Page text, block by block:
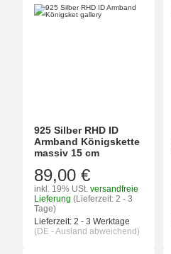
925 Silber RHD ID
Armband Königskette
massiv 15 cm
89,00 €
inkl. 19% USt. versandfreie
Lieferung (Lieferzeit: 2 - 3
Tage)
Lieferzeit: 2 - 3 Werktage
(DE - Ausland abweichend)